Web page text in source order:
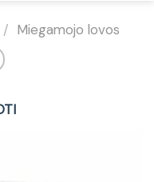
/ Miegamojo lovos